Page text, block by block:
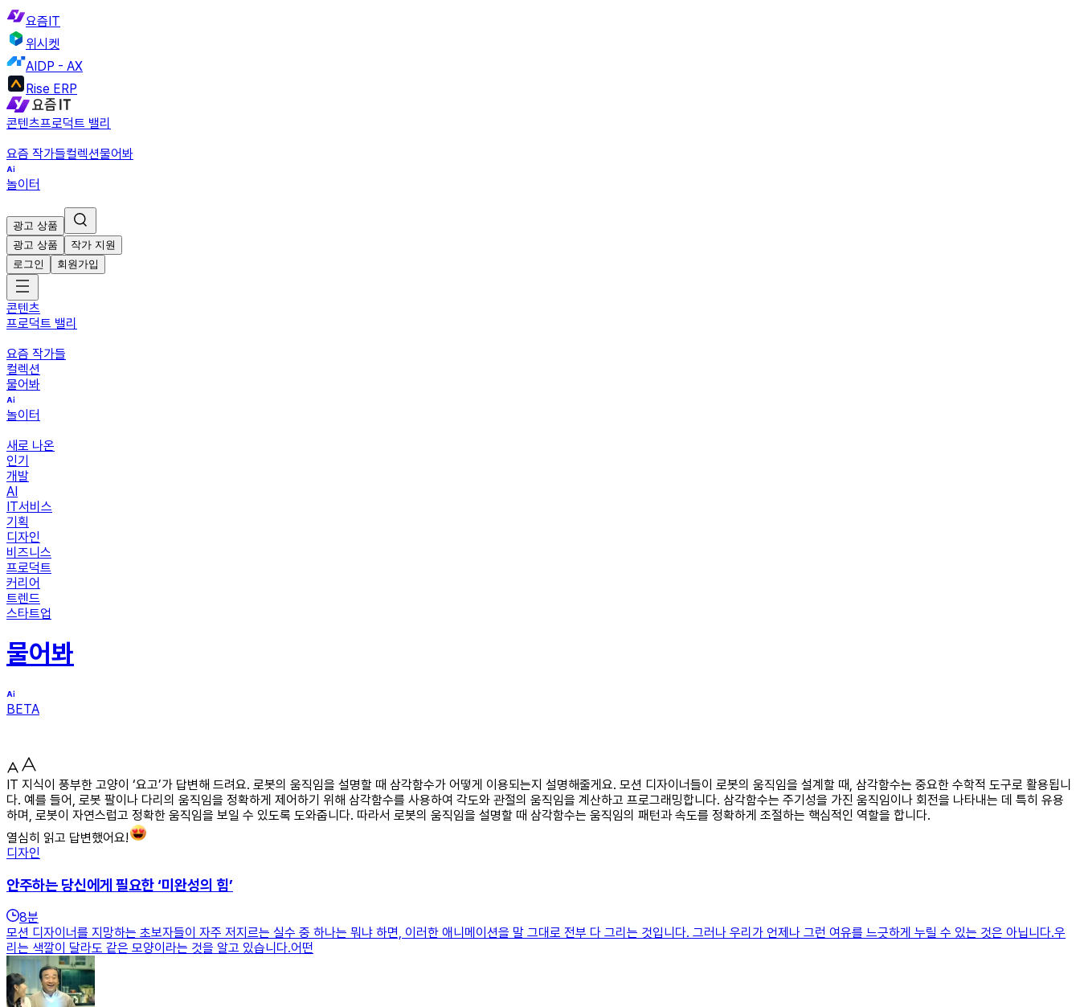
요즘IT
위시켓
AIDP - AX
Rise ERP
콘텐츠프로덕트 밸리
요즘 작가들컬렉션물어봐
놀이터
광고 상품
광고 상품
작가 지원
로그인
회원가입
콘텐츠
프로덕트 밸리
요즘 작가들
컬렉션
물어봐
놀이터
새로 나온
인기
개발
AI
IT서비스
기획
디자인
비즈니스
프로덕트
커리어
트렌드
스타트업
물어봐
BETA
IT 지식이 풍부한 고양이 ‘요고’가 답변해 드려요. 로봇의 움직임을 설명할 때 삼각함수가 어떻게 이용되는지 설명해줄게요. 모션 디자이너들이 로봇의 움직임을 설계할 때, 삼각함수는 중요한 수학적 도구로 활용됩니
다. 예를 들어, 로봇 팔이나 다리의 움직임을 정확하게 제어하기 위해 삼각함수를 사용하여 각도와 관절의 움직임을 계산하고 프로그래밍합니다. 삼각함수는 주기성을 가진 움직임이나 회전을 나타내는 데 특히 유용
하며, 로봇이 자연스럽고 정확한 움직임을 보일 수 있도록 도와줍니다. 따라서 로봇의 움직임을 설명할 때 삼각함수는 움직임의 패턴과 속도를 정확하게 조절하는 핵심적인 역할을 합니다.
열심히 읽고 답변했어요!
디자인
안주하는 당신에게 필요한 ‘미완성의 힘’
8분
모션 디자이너를 지망하는 초보자들이 자주 저지르는 실수 중 하나는 뭐냐 하면, 이러한 애니메이션을 말 그대로 전부 다 그리는 것입니다. 그러나 우리가 언제나 그런 여유를 느긋하게 누릴 수 있는 것은 아닙니다.우
리는 색깔이 달라도 같은 모양이라는 것을 알고 있습니다.어떤